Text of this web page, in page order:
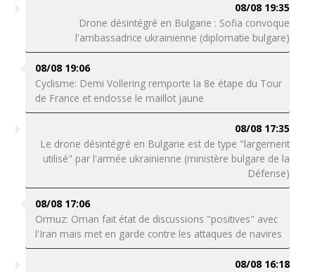
08/08 19:35
Drone désintégré en Bulgarie : Sofia convoque
l'ambassadrice ukrainienne (diplomatie bulgare)
08/08 19:06
Cyclisme: Demi Vollering remporte la 8e étape du Tour
de France et endosse le maillot jaune
08/08 17:35
Le drone désintégré en Bulgarie est de type "largement
utilisé" par l'armée ukrainienne (ministère bulgare de la
Défense)
08/08 17:06
Ormuz: Oman fait état de discussions "positives" avec
l'Iran mais met en garde contre les attaques de navires
08/08 16:18